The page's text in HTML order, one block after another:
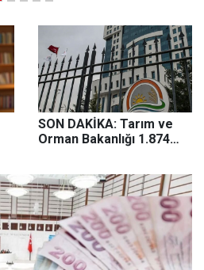
SON DAKİKA: Tarım ve
Orman Bakanlığı 1.874
dağılımını açıkladı